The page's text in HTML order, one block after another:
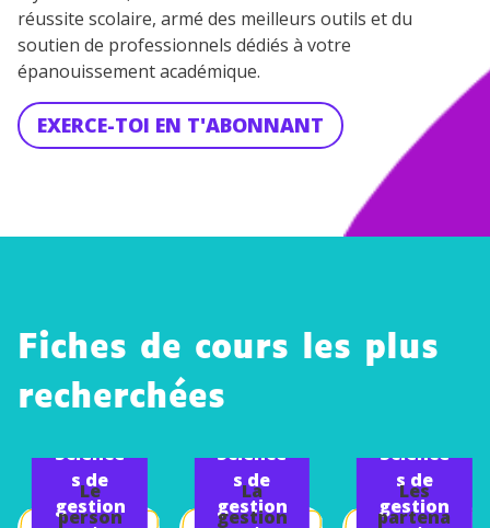
réussite scolaire, armé des meilleurs outils et du
soutien de professionnels dédiés à votre
épanouissement académique.
EXERCE-TOI EN T'ABONNANT
Fiches de cours les plus
recherchées
Science
s de
gestion
Le
person
Science
s de
gestion
La
gestion
Science
s de
gestion
Les
partena